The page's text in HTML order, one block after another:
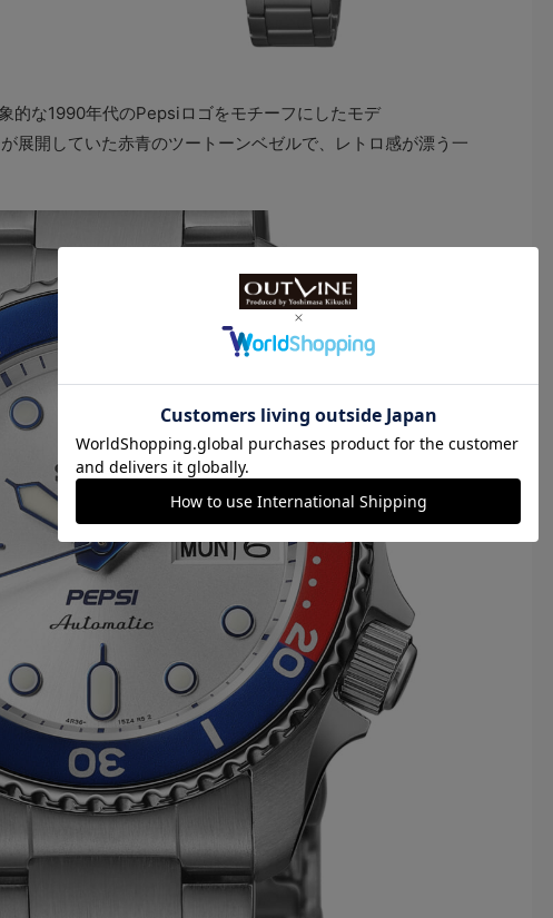
的な1990年代のPepsiロゴをモチーフにしたモデ
展開していた赤青のツートーンベゼルで、レトロ感が漂う一